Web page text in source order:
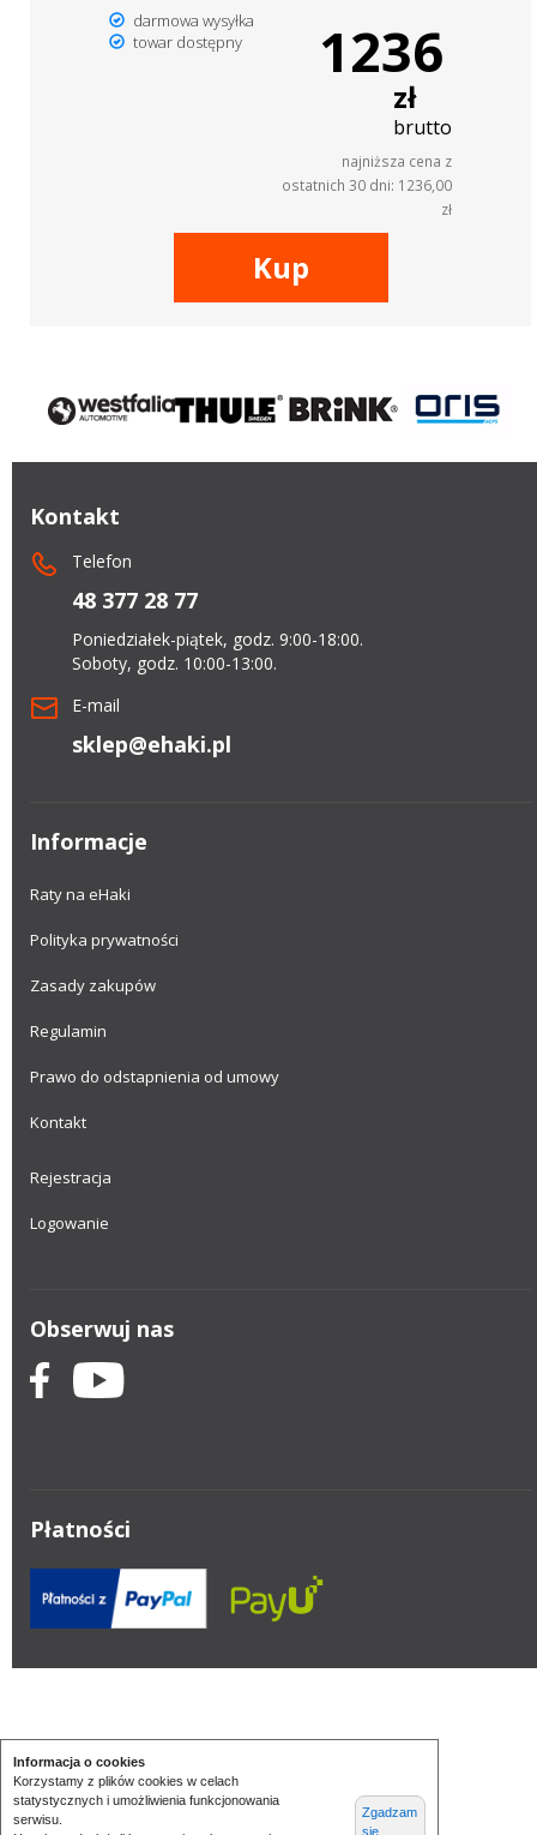
Informacja o cookies
Korzystamy z plików cookies w celach
statystycznych i umożliwienia funkcjonowania
serwisu.
Zgadzam
się,
darmowa wysyłka
towar dostępny
1236
zł
brutto
najniższa cena z
ostatnich 30 dni: 1236,00
zł
Kup
Kontakt
Telefon
48 377 28 77
Poniedziałek-piątek, godz. 9:00-18:00.
Soboty, godz. 10:00-13:00.
E-mail
sklep@ehaki.pl
Informacje
Raty na eHaki
Polityka prywatności
Zasady zakupów
Regulamin
Prawo do odstapnienia od umowy
Kontakt
Rejestracja
Logowanie
Obserwuj nas
Płatności